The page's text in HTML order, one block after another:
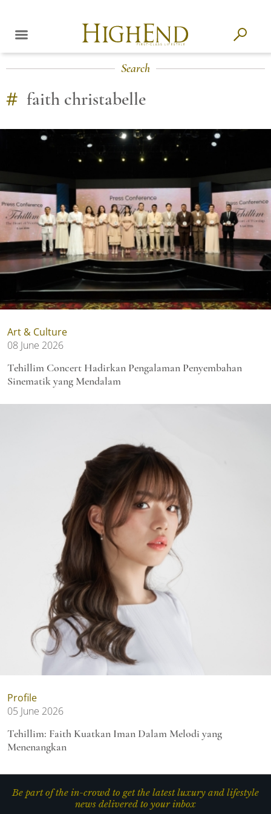
Search
# faith christabelle
Art & Culture
08 June 2026
Tehillim Concert Hadirkan Pengalaman Penyembahan
Sinematik yang Mendalam
Profile
05 June 2026
Tehillim: Faith Kuatkan Iman Dalam Melodi yang
Menenangkan
Be part of the in-crowd to get the latest luxury and lifestyle
news delivered to your inbox